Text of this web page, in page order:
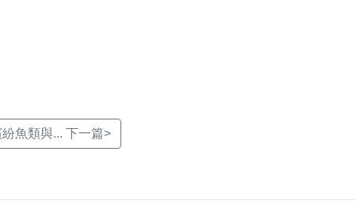
魚類與... 下一篇>